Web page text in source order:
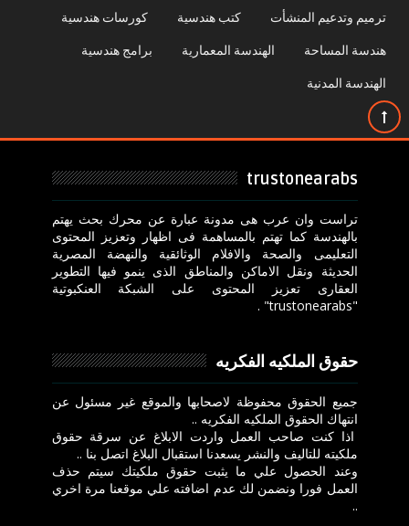
ترميم وتدعيم المنشأت كتب هندسية كورسات هندسية
هندسة المساحة الهندسة المعمارية برامج هندسية
الهندسة المدنية
trustonearabs
تراست وان عرب هى مدونة عبارة عن محرك بحث يهتم
بالهندسة كما تهتم بالمساهمة فى اظهار وتعزيز المحتوى
التعليمى والصحة والافلام الوثائقية والنهضة المصرية
الحديثة ونقل الاماكن والمناطق الذى ينمو فيها التطوير
العقارى تعزيز المحتوى على الشبكة العنكبوتية
"trustonearabs" .
حقوق الملكيه الفكريه
جميع الحقوق محفوظة لاصحابها والموقع غير مسئول عن
انتهاك الحقوق الملكيه الفكريه ..
اذا كنت صاحب العمل واردت الابلاغ عن سرقة حقوق
ملكيته للتاليف والنشر يسعدنا استقبال البلاغ اتصل بنا ..
وعند الحصول علي ما يثبت حقوق ملكيتك سيتم حذف
العمل فورا ونضمن لك عدم اضافته علي موقعنا مرة اخري
..